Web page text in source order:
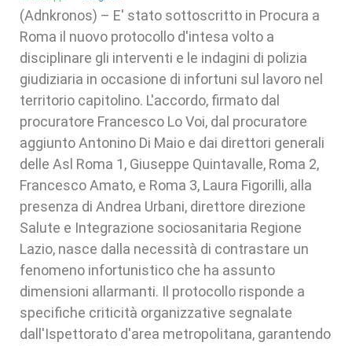
(Adnkronos) – E' stato sottoscritto in Procura a
Roma il nuovo protocollo d'intesa volto a
disciplinare gli interventi e le indagini di polizia
giudiziaria in occasione di infortuni sul lavoro nel
territorio capitolino. L'accordo, firmato dal
procuratore Francesco Lo Voi, dal procuratore
aggiunto Antonino Di Maio e dai direttori generali
delle Asl Roma 1, Giuseppe Quintavalle, Roma 2,
Francesco Amato, e Roma 3, Laura Figorilli, alla
presenza di Andrea Urbani, direttore direzione
Salute e Integrazione sociosanitaria Regione
Lazio, nasce dalla necessità di contrastare un
fenomeno infortunistico che ha assunto
dimensioni allarmanti. Il protocollo risponde a
specifiche criticità organizzative segnalate
dall'Ispettorato d'area metropolitana, garantendo